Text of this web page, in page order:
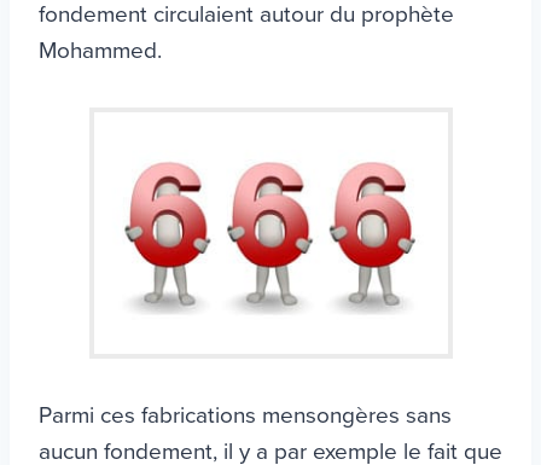
fondement circulaient autour du prophète
Mohammed.
Parmi ces fabrications mensongères sans
aucun fondement, il y a par exemple le fait que